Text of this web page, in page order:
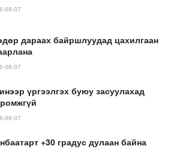
08-07
дараах байршлуудад цахилгаан
08-07
үргээлгэх буюу засуулахад
08-07
+30 градус дулаан байна